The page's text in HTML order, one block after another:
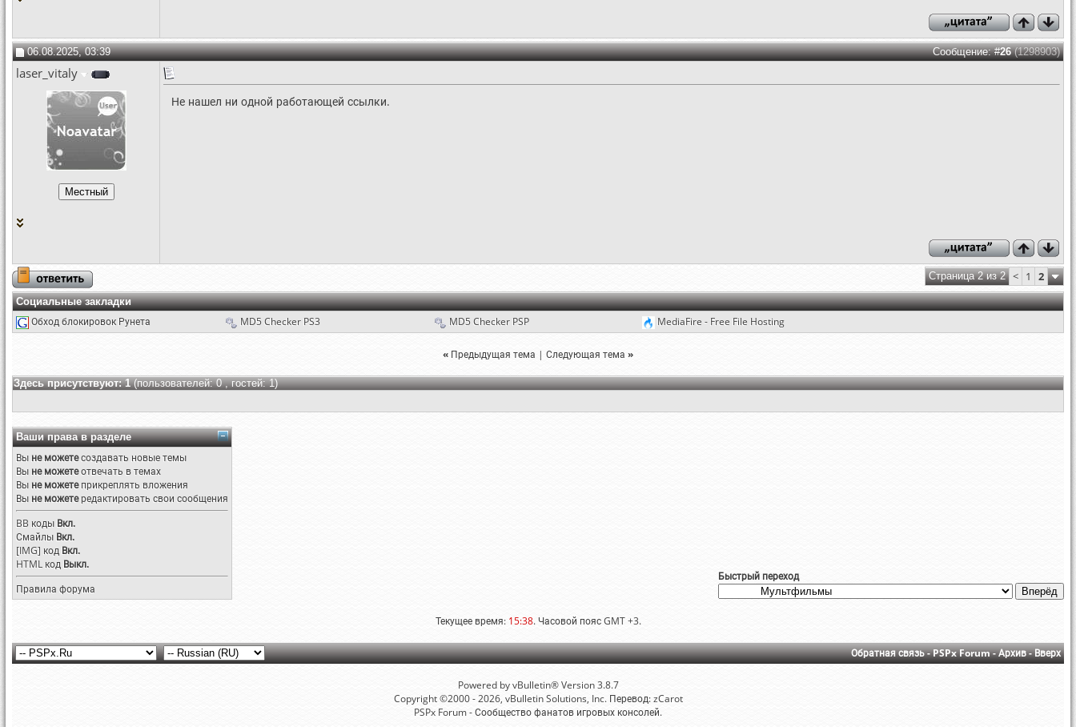
06.08.2025, 03:39 Сообщение: #26(1298903)
laser_vitaly
Не нашел ни одной работающей ссылки.
Страница 2 из 2 < 1 2
Социальные закладки
Обход блокировок Рунета MD5 Checker PS3 MD5 Checker PSP MediaFire - Free File Hosting
« Предыдущая тема | Следующая тема »
Здесь присутствуют: 1(пользователей: 0 , гостей: 1)
Ваши права в разделе
Вы не можетесоздавать новые темы
Вы не можетеотвечать в темах
Вы не можетеприкреплять вложения
Вы не можетередактировать свои сообщения
BB коды Вкл.
Смайлы Вкл.
[IMG] код Вкл.
HTML код Выкл.
Правила форума
Быстрый переход
Текущее время: 15:38. Часовой пояс GMT +3.
Обратная связь-PSPx Forum-Архив-Вверх
Powered by vBulletin® Version 3.8.7
Copyright ©2000 - 2026, vBulletin Solutions, Inc. Перевод:zCarot
PSPx Forum - Сообщество фанатов игровых консолей.